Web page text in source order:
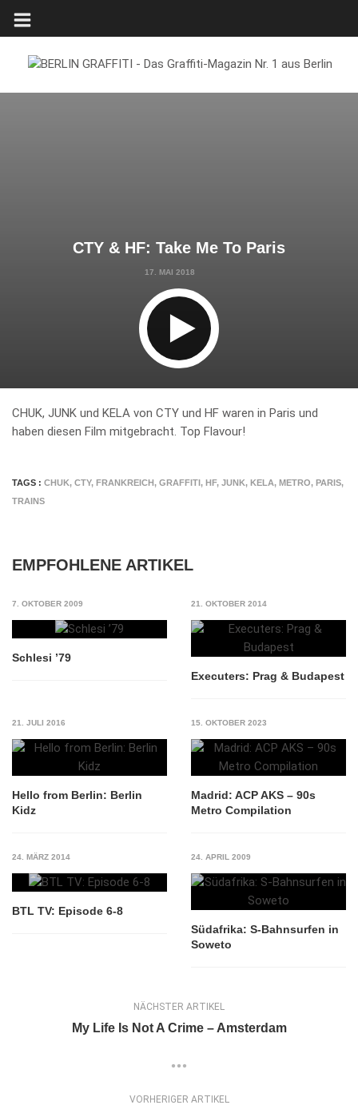
CTY & HF: Take Me To Paris
17. MAI 2018
CHUK, JUNK und KELA von CTY und HF waren in Paris und
haben diesen Film mitgebracht. Top Flavour!
TAGS : CHUK, CTY, FRANKREICH, GRAFFITI, HF, JUNK, KELA, METRO, PARIS,
TRAINS
EMPFOHLENE ARTIKEL
7. OKTOBER 2009
Schlesi ’79
21. OKTOBER 2014
Executers: Prag & Budapest
21. JULI 2016
Hello from Berlin: Berlin
Kidz
15. OKTOBER 2023
Madrid: ACP AKS – 90s
Metro Compilation
24. MÄRZ 2014
BTL TV: Episode 6-8
24. APRIL 2009
Südafrika: S-Bahnsurfen in
Soweto
NÄCHSTER ARTIKEL
My Life Is Not A Crime – Amsterdam
VORHERIGER ARTIKEL